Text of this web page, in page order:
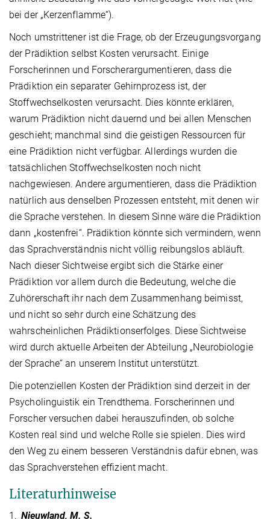
bei der „Kerzenflamme“).
Noch umstrittener ist die Frage, ob der Erzeugungsvorgang
der Prädiktion selbst Kosten verursacht. Einige
Forscherinnen und Forscherargumentieren, dass die
Prädiktion ein separater Gehirnprozess ist, der
Stoffwechselkosten verursacht. Dies könnte erklären,
warum Prädiktion nicht dauernd und bei allen Menschen
geschieht; manchmal sind die geistigen Ressourcen für
eine Prädiktion nicht verfügbar. Allerdings wurden die
tatsächlichen Stoffwechselkosten noch nicht
nachgewiesen. Andere argumentieren, dass die Prädiktion
natürlich aus denselben Prozessen entsteht, mit denen wir
die Sprache verstehen. In diesem Sinne wäre die Prädiktion
dann „kostenfrei“. Prädiktion könnte sich vermindern, wenn
das Sprachverständnis nicht völlig reibungslos abläuft.
Nach dieser Sichtweise ergibt sich die Stärke einer
Prädiktion vor allem durch die Bedeutung, welche die
Zuhörerschaft ihr nach dem Zusammenhang beimisst,
und nicht so sehr durch eine Schätzung des
wahrscheinlichen Prädiktionserfolges. Diese Sichtweise
wird durch aktuelle Arbeiten der Abteilung „Neurobiologie
der Sprache“ an unserem Institut unterstützt.
Die potenziellen Kosten der Prädiktion sind derzeit in der
Psycholinguistik ein Trendthema. Forscherinnen und
Forscher versuchen dabei herauszufinden, ob solche
Kosten real sind und welche Rolle sie spielen. Dies wird
den Weg zu einem besseren Verständnis dafür ebnen, was
das Sprachverstehen effizient macht.
Literaturhinweise
1. Nieuwland, M. S.